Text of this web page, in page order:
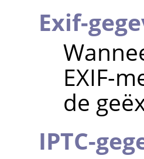
Exif-
EXIF-
de
IPTC-